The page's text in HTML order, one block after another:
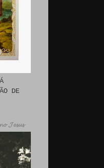
DE
𝓙𝓮𝓼𝓾𝓼